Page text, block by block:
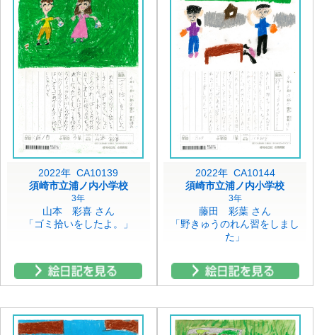
2022年 CA10139
須崎市立浦ノ内小学校
3年
山本 彩喜 さん
「ゴミ拾いをしたよ。」
2022年 CA10144
須崎市立浦ノ内小学校
3年
藤田 彩葉 さん
「野きゅうのれん習をしまし
た」